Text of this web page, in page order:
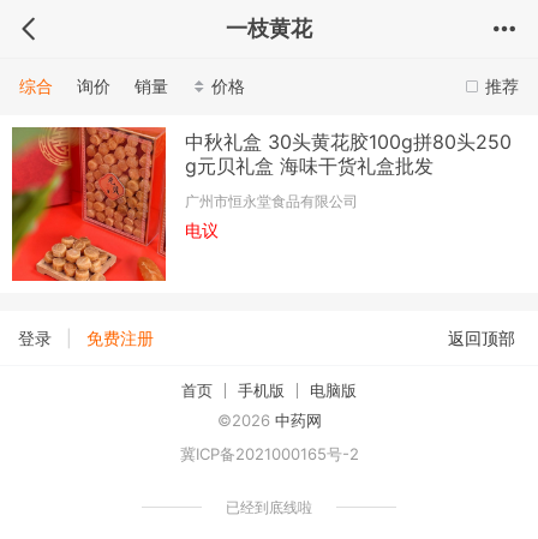
一枝黄花
推荐
综合 询价 销量 价格
中秋礼盒 30头黄花胶100g拼80头250
g元贝礼盒 海味干货礼盒批发
广州市恒永堂食品有限公司
电议
登录 免费注册 返回顶部
首页 手机版
电脑版
©2026 中药网
冀ICP备2021000165号-2
已经到底线啦